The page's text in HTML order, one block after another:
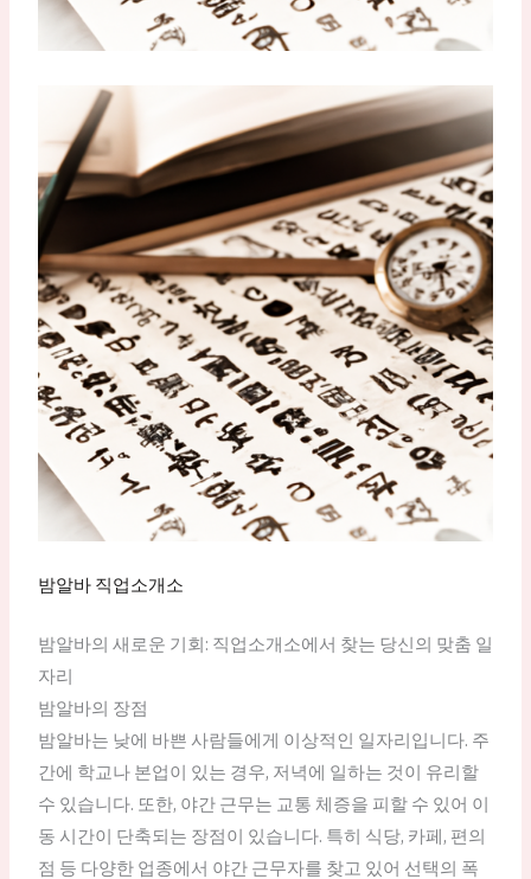
밤알바 직업소개소
밤알바의 새로운 기회: 직업소개소에서 찾는 당신의 맞춤 일
자리
밤알바의 장점
밤알바는 낮에 바쁜 사람들에게 이상적인 일자리입니다. 주
간에 학교나 본업이 있는 경우, 저녁에 일하는 것이 유리할
수 있습니다. 또한, 야간 근무는 교통 체증을 피할 수 있어 이
동 시간이 단축되는 장점이 있습니다. 특히 식당, 카페, 편의
점 등 다양한 업종에서 야간 근무자를 찾고 있어 선택의 폭